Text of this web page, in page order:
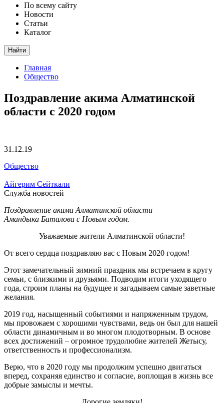
По всему сайту
Новости
Статьи
Каталог
Найти
Главная
Общество
Поздравление акима Алматинской
области с 2020 годом
31.12.19
Общество
Айгерим Сейткали
Служба новостей
Поздравление акима Алматинской области
Амандыка Баталова с Новым годом.
Уважаемые жители Алматинской области!
От всего сердца поздравляю вас с Новым 2020 годом!
Этот замечательный зимний праздник мы встречаем в кругу
семьи, с близкими и друзьями. Подводим итоги уходящего
года, строим планы на будущее и загадываем самые заветные
желания.
2019 год, насыщенный событиями и напряженным трудом,
мы провожаем с хорошими чувствами, ведь он был для нашей
области динамичным и во многом плодотворным. В основе
всех достижений – огромное трудолюбие жителей Жетысу,
ответственность и профессионализм.
Верю, что в 2020 году мы продолжим успешно двигаться
вперед, сохраняя единство и согласие, воплощая в жизнь все
добрые замыслы и мечты.